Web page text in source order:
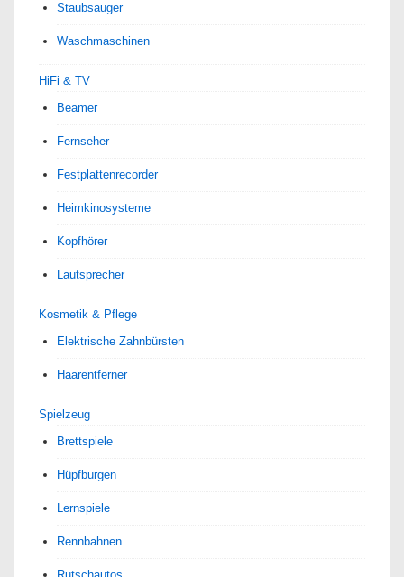
Staubsauger
Waschmaschinen
HiFi & TV
Beamer
Fernseher
Festplattenrecorder
Heimkinosysteme
Kopfhörer
Lautsprecher
Kosmetik & Pflege
Elektrische Zahnbürsten
Haarentferner
Spielzeug
Brettspiele
Hüpfburgen
Lernspiele
Rennbahnen